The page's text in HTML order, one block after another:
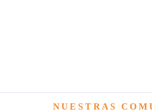
NUESTRAS